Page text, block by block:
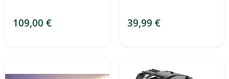
109,00 € 39,99 €